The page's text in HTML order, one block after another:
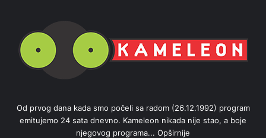
Od prvog dana kada smo počeli sa radom (26.12.1992) program
emitujemo 24 sata dnevno. Kameleon nikada nije stao, a boje
njegovog programa... Opširnije